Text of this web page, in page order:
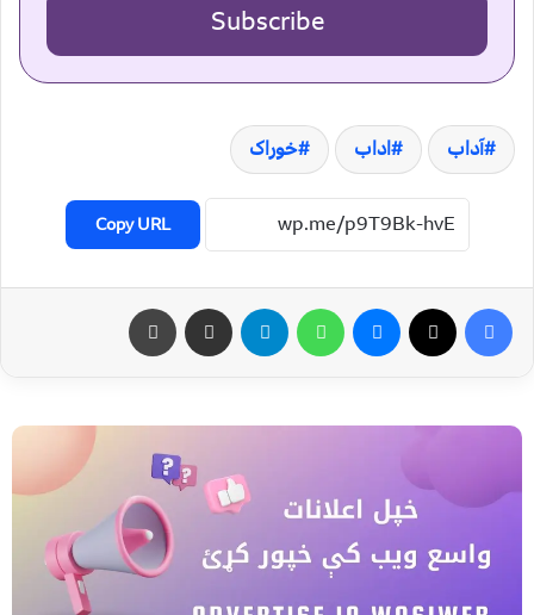
Subscribe
آداب اداب خوراک
Copy URL